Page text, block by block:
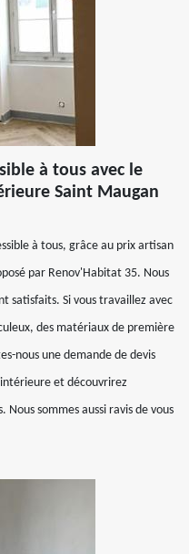
à tous avec le
Saint Maugan
à tous, grâce au prix artisan
par Renov'Habitat 35. Nous
satisfaits. Si vous travaillez avec
des matériaux de première
nous une demande de devis
et découvrirez
sommes aussi ravis de vous